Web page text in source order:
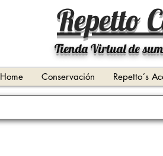
Repetto
Tienda Virtual de
Home Conservación Repetto´s